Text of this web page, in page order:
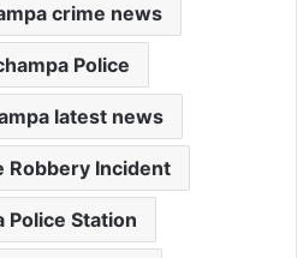
crime news
Police
latest news
Robbery Incident
Police Station